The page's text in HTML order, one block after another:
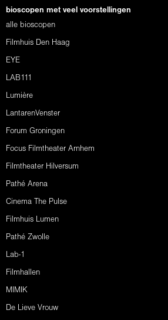
bioscopen met veel voorstellingen
alle bioscopen
Filmhuis Den Haag
EYE
LAB111
Lumière
LantarenVenster
Forum Groningen
Focus Filmtheater Arnhem
Filmtheater Hilversum
Pathé Arena
Cinema The Pulse
Filmhuis Lumen
Pathé Zwolle
Lab-1
Filmhallen
MIMIK
De Lieve Vrouw